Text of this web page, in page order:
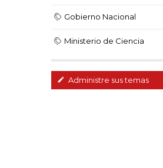
Gobierno Nacional
Ministerio de Ciencia
Administre sus temas